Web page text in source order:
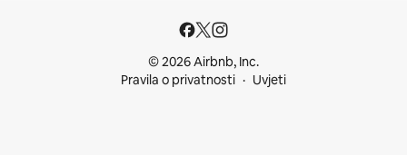
© 2026 Airbnb, Inc.
Pravila o privatnosti
Uvjeti